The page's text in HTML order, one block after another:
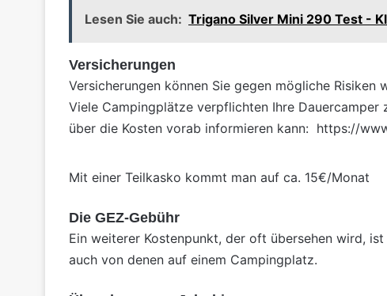
Lesen Sie auch: Trigano Silver Mini 290 Test -
Versicherungen
Versicherungen können Sie gegen mögliche Risiken
Viele Campingplätze verpflichten Ihre Dauercamper
über die Kosten vorab informieren kann: https://
Mit einer Teilkasko kommt man auf ca. 15€/Monat
Die GEZ-Gebühr
Ein weiterer Kostenpunkt, der oft übersehen wird,
auch von denen auf einem Campingplatz.